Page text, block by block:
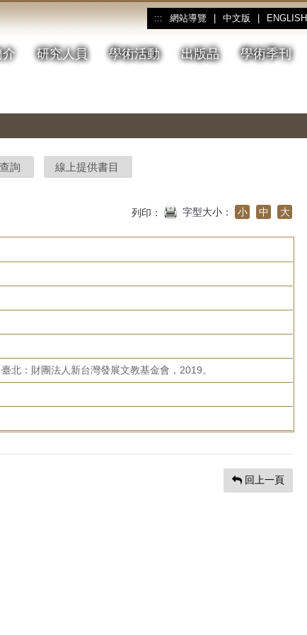
::: 網站導覽 中文版 ENGLISH
介 研究人員 學術活動 出版品 學術季刊
詢 線上提供書目
列印： 字型大小： 小 中 大
北：財團法人新台灣發展文教基金會，2019。
回上一頁